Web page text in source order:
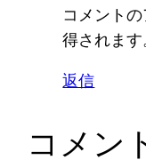
コメント
得されます
返信
コメン